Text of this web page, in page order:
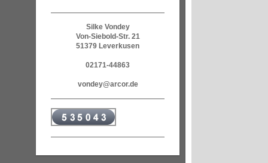
Silke Vondey
Von-Siebold-Str. 21
51379 Leverkusen
02171-44863
vondey@arcor.de